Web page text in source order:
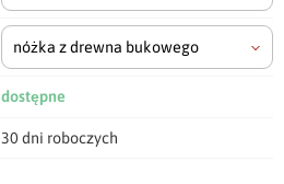
nóżka z drewna bukowego
dostępne
30 dni roboczych